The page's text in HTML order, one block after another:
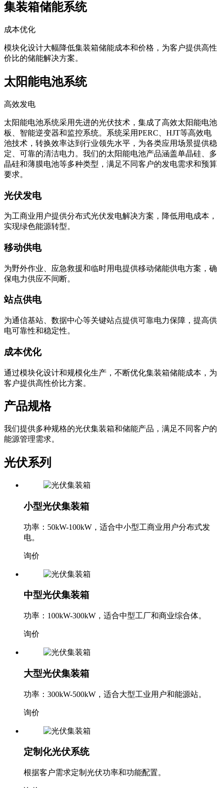
集装箱储能系统
成本优化
模块化设计大幅降低集装箱储能成本和价格，为客户提供高性
价比的储能解决方案。
太阳能电池系统
高效发电
太阳能电池系统采用先进的光伏技术，集成了高效太阳能电池
板、智能逆变器和监控系统。系统采用PERC、HJT等高效电
池技术，转换效率达到行业领先水平，为各类应用场景提供稳
定、可靠的清洁电力。我们的太阳能电池产品涵盖单晶硅、多
晶硅和薄膜电池等多种类型，满足不同客户的发电需求和预算
要求。
光伏发电
为工商业用户提供分布式光伏发电解决方案，降低用电成本，
实现绿色能源转型。
移动供电
为野外作业、应急救援和临时用电提供移动储能供电方案，确
保电力供应不间断。
站点供电
为通信基站、数据中心等关键站点提供可靠电力保障，提高供
电可靠性和稳定性。
成本优化
通过模块化设计和规模化生产，不断优化集装箱储能成本，为
客户提供高性价比方案。
产品规格
我们提供多种规格的光伏集装箱和储能产品，满足不同客户的
能源管理需求。
光伏系列
小型光伏集装箱
功率：50kW-100kW，适合中小型工商业用户分布式发
电。
询价
中型光伏集装箱
功率：100kW-300kW，适合中型工厂和商业综合体。
询价
大型光伏集装箱
功率：300kW-500kW，适合大型工业用户和能源站。
询价
定制化光伏系统
根据客户需求定制光伏功率和功能配置。